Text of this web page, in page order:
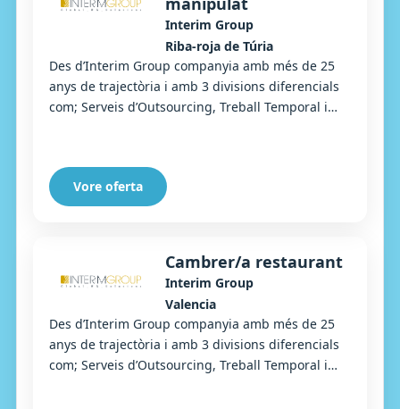
Interim Group
Riba-roja de Túria
Des d’Interim Group companyia amb més de 25
anys de trajectòria i amb 3 divisions diferencials
com; Serveis d’Outsourcing, Treball Temporal i
Vore oferta
Cambrer/a restaurant
Interim Group
Valencia
Des d’Interim Group companyia amb més de 25
anys de trajectòria i amb 3 divisions diferencials
com; Serveis d’Outsourcing, Treball Temporal i